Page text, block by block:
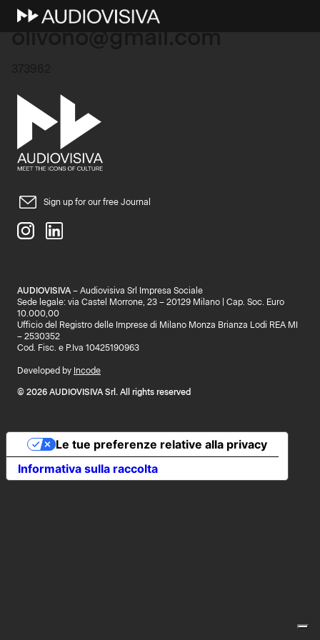
25 Marzo 2026
Sign up for our free Journal
AUDIOVISIVA – Audiovisiva Srl Impresa Sociale
Sede legale: via Castel Morrone, 23 – 20129 Milano | Cap. Soc. Euro
10.000,00
Ufficio del Registro delle Imprese di Milano Monza Brianza Lodi REA MI
– 2530352
Cod. Fisc. e P.Iva 10425190963
Developed by Incode
© 2026 AUDIOVISIVA Srl. All rights reserved
Informativa sulla raccolta
Le tue preferenze relative alla privacy